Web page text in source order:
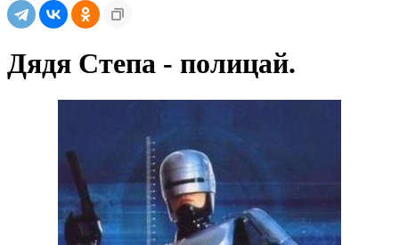
Дядя Степа - полицай.